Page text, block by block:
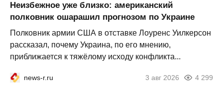
Неизбежное уже близко: американский
полковник ошарашил прогнозом по Украине
Полковник армии США в отставке Лоуренс Уилкерсон
рассказал, почему Украина, по его мнению,
приближается к тяжёлому исходу конфликта...
news-r.ru 3 авг 2026 4 299